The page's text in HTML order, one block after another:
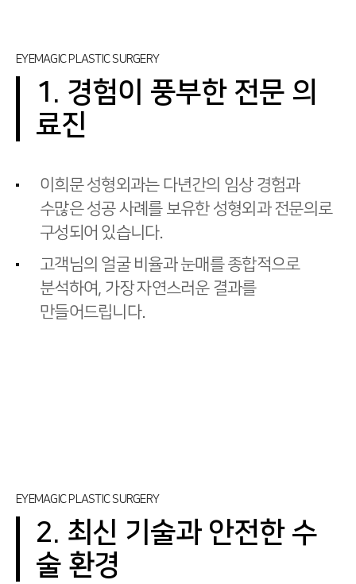
EYEMAGIC PLASTIC SURGERY
1. 경험이 풍부한 전문 의
료진
이희문 성형외과는 다년간의 임상 경험과
수많은 성공 사례를 보유한 성형외과 전문의로
구성되어 있습니다.
고객님의 얼굴 비율과 눈매를 종합적으로
분석하여, 가장 자연스러운 결과를
만들어드립니다.
EYEMAGIC PLASTIC SURGERY
2. 최신 기술과 안전한 수
술 환경